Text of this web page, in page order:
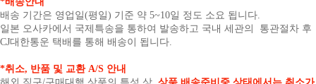
배송 기간은 영업일(평일) 기준 약 5~10일 정도 소요 됩니다.
일본 오사카에서 국제특송을 통하여 발송하고 국내 세관의 통관절차 후
CJ대한통운 택배를 통해 배송이 됩니다.
*취소, 반품 및 교환 A/S 안내